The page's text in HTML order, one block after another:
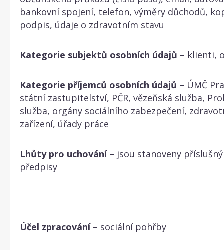
bankovní spojení, telefon, výměry důchodů,
podpis, údaje o zdravotním stavu
Kategorie subjektů osobních údajů – klienti,
Kategorie příjemců osobních údajů – ÚMČ
státní zastupitelství, PČR, vězeňská služba,
služba, orgány sociálního zabezpečení,
zařízení, úřady práce
Lhůty pro uchování– jsou stanoveny
předpisy
Účel zpracování– sociální pohřby